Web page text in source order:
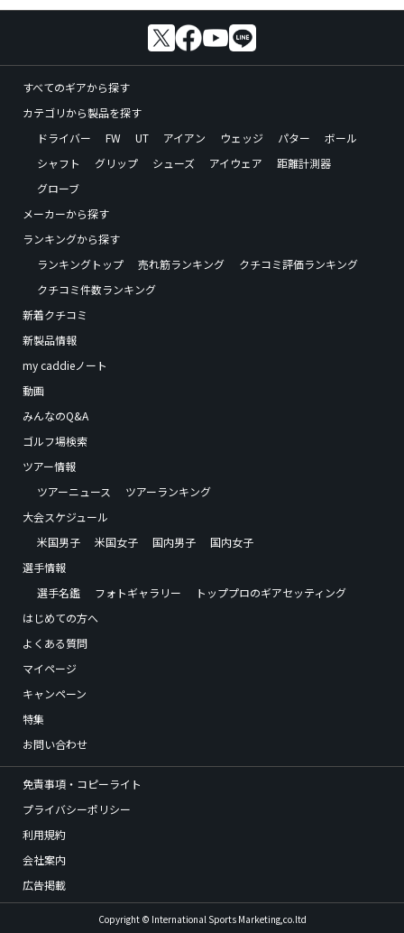
すべてのギアから探す
カテゴリから製品を探す
ドライバー
FW UT アイアン ウェッジ パター
ボール
シャフト
グリップ シューズ アイウェア
距離計測器
グローブ
メーカーから探す
ランキングから探す
ランキングトップ
売れ筋ランキング
クチコミ評価ランキング
クチコミ件数ランキング
新着クチコミ
新製品情報
my caddieノート
動画
みんなのQ&A
ゴルフ場検索
ツアー情報
ツアーニュース
ツアーランキング
大会スケジュール
米国男子
米国女子 国内男子
国内女子
選手情報
選手名鑑
フォトギャラリー
トッププロのギアセッティング
はじめての方へ
よくある質問
マイページ
キャンペーン
特集
お問い合わせ
免責事項・コピーライト
プライバシーポリシー
利用規約
会社案内
広告掲載
Copyright © International Sports Marketing,co.ltd